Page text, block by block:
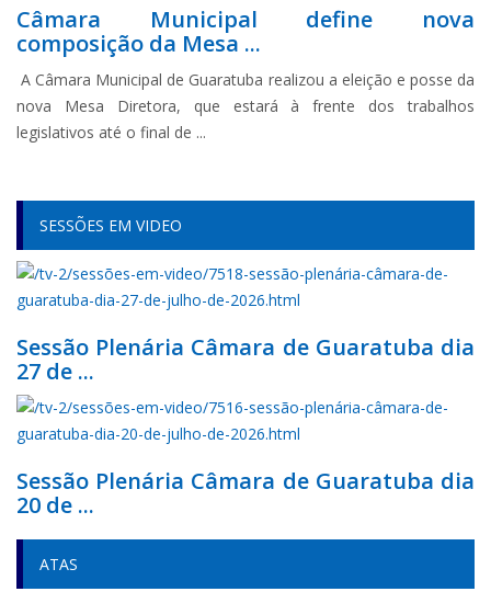
Câmara Municipal define nova
composição da Mesa ...
A Câmara Municipal de Guaratuba realizou a eleição e posse da
nova Mesa Diretora, que estará à frente dos trabalhos
legislativos até o final de ...
SESSÕES EM VIDEO
Sessão Plenária Câmara de Guaratuba dia
27 de ...
Sessão Plenária Câmara de Guaratuba dia
20 de ...
ATAS